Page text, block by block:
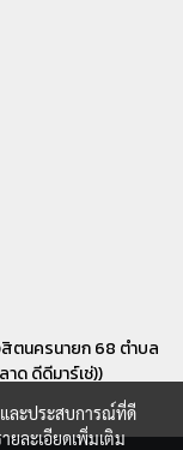
ตนครนายก 68 ตำบล
ด ดีดีมาร์เช่))
ละประสบการณ์ที่ดี
ยละเอียดเพิ่มเติม